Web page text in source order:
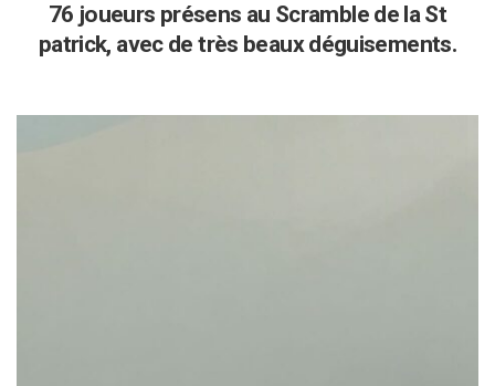
76 joueurs présens au Scramble de la St
patrick, avec de très beaux déguisements.